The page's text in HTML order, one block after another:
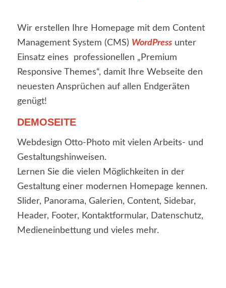
Wir erstellen Ihre Homepage mit dem Content
Management System (CMS) WordPressunter
Einsatz eines professionellen „Premium
Responsive Themes“, damit Ihre Webseite den
neuesten Ansprüchen auf allen Endgeräten
genügt!
DEMOSEITE
Webdesign Otto-Photo mit vielen Arbeits- und
Gestaltungshinweisen.
Lernen Sie die vielen Möglichkeiten in der
Gestaltung einer modernen Homepage kennen.
Slider, Panorama, Galerien, Content, Sidebar,
Header, Footer, Kontaktformular, Datenschutz,
Medieneinbettung und vieles mehr.